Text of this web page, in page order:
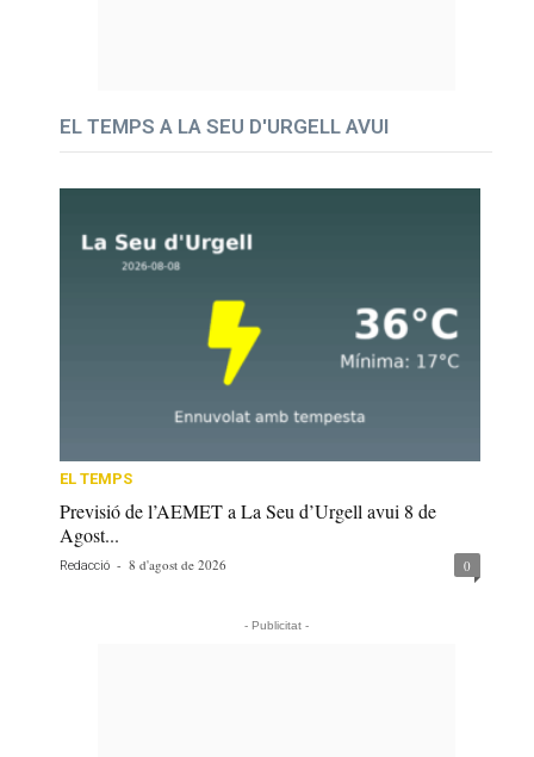
EL TEMPS A LA SEU D'URGELL AVUI
EL TEMPS
Previsió de l’AEMET a La Seu d’Urgell avui 8 de
Agost...
Redacció - 8 d'agost de 2026 0
- Publicitat -